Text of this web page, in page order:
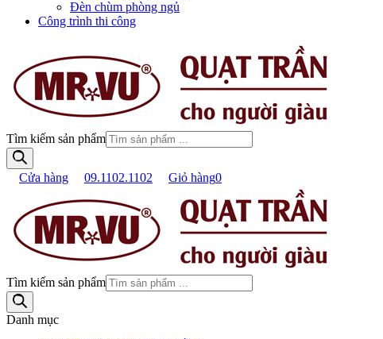
Đèn chùm phòng ngủ
Công trình thi công
Tìm kiếm sản phẩm
Cửa hàng 09.1102.1102 Giỏ hàng0
Tìm kiếm sản phẩm
Danh mục